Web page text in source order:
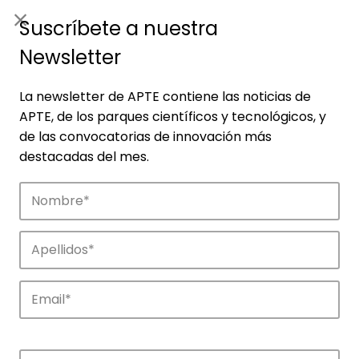
Empresas
Descubre las empresas que impulsan la
innovación en los parques de APTE.
Suscríbete a nuestra
Newsletter
La newsletter de APTE contiene las noticias de
APTE, de los parques científicos y tecnológicos, y
de las convocatorias de innovación más
destacadas del mes.